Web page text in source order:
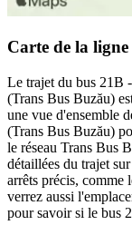
Carte de la
Le trajet du bus 21B
(Trans Bus Buzău)
une vue d'ensemble
(Trans Bus Buzău)
le réseau Trans Bus
détaillées du trajet
arrêts précis, comme
verrez aussi
pour savoir si le bus